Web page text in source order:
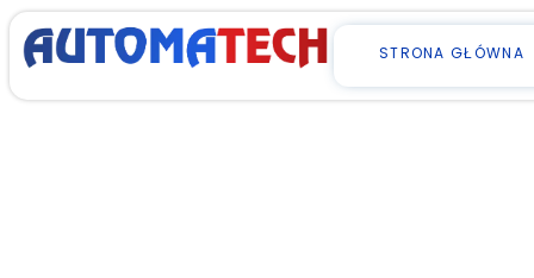
STRONA GŁÓWNA